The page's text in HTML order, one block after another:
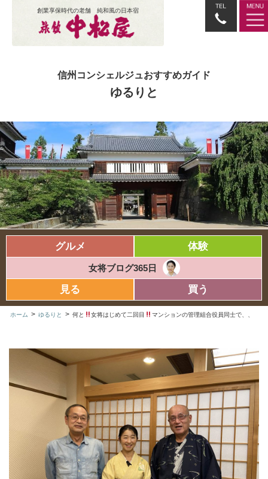
創業享保時代の老舗 純和風の日本宿
信州コンシェルジュおすすめガイド
ゆるりと
グルメ 体験
女将ブログ365日
見る 買う
ホーム > ゆるりと > 何と 女将はじめて二回目 マンションの管理組合役員同士で、、